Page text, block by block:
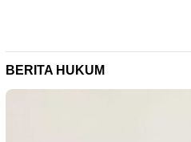
BERITA HUKUM